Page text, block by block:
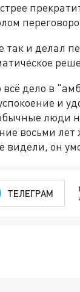
и делал
всё дело в
и
люди
восьми
видели, он
ТЕЛЕГРАМ